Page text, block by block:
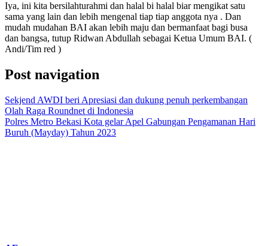
Iya, ini kita bersilahturahmi dan halal bi halal biar mengikat satu
sama yang lain dan lebih mengenal tiap tiap anggota nya . Dan
mudah mudahan BAI akan lebih maju dan bermanfaat bagi busa
dan bangsa, tutup Ridwan Abdullah sebagai Ketua Umum BAI. (
Andi/Tim red )
Post navigation
Sekjend AWDI beri Apresiasi dan dukung penuh perkembangan
Olah Raga Roundnet di Indonesia
Polres Metro Bekasi Kota gelar Apel Gabungan Pengamanan Hari
Buruh (Mayday) Tahun 2023